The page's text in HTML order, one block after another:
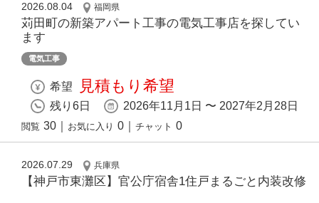
2026.08.04 福岡県
苅田町の新築アパート工事の電気工事店を探してい
ます
電気工事
希望 見積もり希望
残り6日 2026年11月1日 〜 2027年2月28日
閲覧 30 お気に入り 0 チャット 0
2026.07.29 兵庫県
【神戸市東灘区】官公庁宿舎1住戸まるごと内装改修